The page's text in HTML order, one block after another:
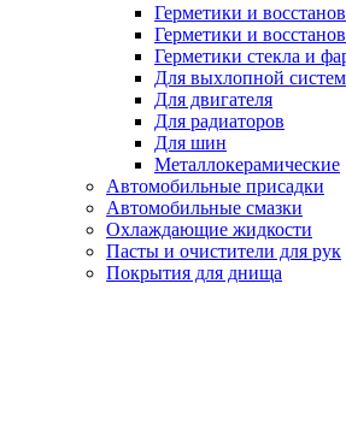
Герметики и
Герметики и
Герметики стекла и
Для выхлопной
Для двигателя
Для радиаторов
Для шин
Металлокерамические
Автомобильные присадки
Автомобильные смазки
Охлаждающие жидкости
Пасты и очистители для рук
Покрытия для днища